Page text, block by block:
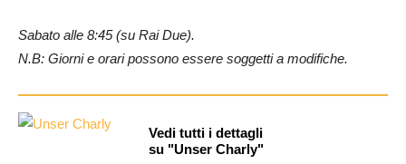
Sabato alle 8:45 (su Rai Due).
N.B: Giorni e orari possono essere soggetti a modifiche.
Vedi tutti i dettagli
su "Unser Charly"